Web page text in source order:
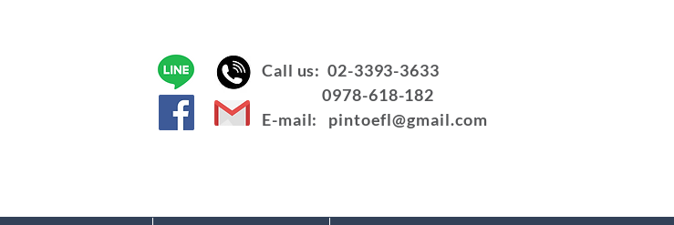
Call us: 02-3393-3633
0978-618-182
E-mail: pintoefl@gmail.com